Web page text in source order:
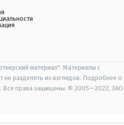
материал". Материалы с
разделять их взглядов. Подробнее о
Все права защищены. © 2005—2022, ЗАО